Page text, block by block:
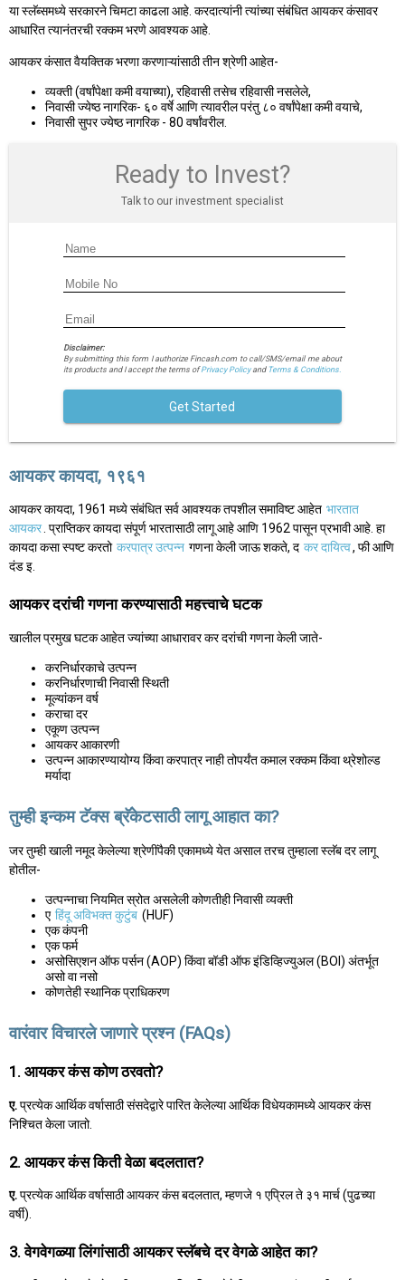
या स्लॅब्समध्ये सरकारने चिमटा काढला आहे. करदात्यांनी त्यांच्या संबंधित आयकर कंसावर
आधारित त्यानंतरची रक्कम भरणे आवश्यक आहे.
आयकर कंसात वैयक्तिक भरणा करणाऱ्यांसाठी तीन श्रेणी आहेत-
व्यक्ती (वर्षांपेक्षा कमी वयाच्या), रहिवासी तसेच रहिवासी नसलेले,
निवासी ज्येष्ठ नागरिक- ६० वर्षे आणि त्यावरील परंतु ८० वर्षांपेक्षा कमी वयाचे,
निवासी सुपर ज्येष्ठ नागरिक - 80 वर्षांवरील.
Ready to Invest?
Talk to our investment specialist
Disclaimer:
By submitting this form I authorize Fincash.com to call/SMS/email me about
its products and I accept the terms ofPrivacy Policyand Terms & Conditions.
Get Started
आयकर कायदा, १९६१
आयकर कायदा, 1961 मध्ये संबंधित सर्व आवश्यक तपशील समाविष्ट आहेत भारतात
आयकर . प्राप्तिकर कायदा संपूर्ण भारतासाठी लागू आहे आणि 1962 पासून प्रभावी आहे. हा
कायदा कसा स्पष्ट करतो करपात्र उत्पन्न गणना केली जाऊ शकते, द कर दायित्व, फी आणि
दंड इ.
आयकर दरांची गणना करण्यासाठी महत्त्वाचे घटक
खालील प्रमुख घटक आहेत ज्यांच्या आधारावर कर दरांची गणना केली जाते-
करनिर्धारकाचे उत्पन्न
करनिर्धारणाची निवासी स्थिती
मूल्यांकन वर्ष
कराचा दर
एकूण उत्पन्न
आयकर आकारणी
उत्पन्न आकारण्यायोग्य किंवा करपात्र नाही तोपर्यंत कमाल रक्कम किंवा थ्रेशोल्ड
मर्यादा
तुम्ही इन्कम टॅक्स ब्रॅकेटसाठी लागू आहात का?
जर तुम्ही खाली नमूद केलेल्या श्रेणींपैकी एकामध्ये येत असाल तरच तुम्हाला स्लॅब दर लागू
होतील-
उत्पन्नाचा नियमित स्रोत असलेली कोणतीही निवासी व्यक्ती
ए हिंदू अविभक्त कुटुंब (HUF)
एक कंपनी
एक फर्म
असोसिएशन ऑफ पर्सन (AOP) किंवा बॉडी ऑफ इंडिव्हिज्युअल (BOI) अंतर्भूत
असो वा नसो
कोणतेही स्थानिक प्राधिकरण
वारंवार विचारले जाणारे प्रश्न (FAQs)
1. आयकर कंस कोण ठरवतो?
ए.प्रत्येक आर्थिक वर्षासाठी संसदेद्वारे पारित केलेल्या आर्थिक विधेयकामध्ये आयकर कंस
निश्चित केला जातो.
2. आयकर कंस किती वेळा बदलतात?
ए.प्रत्येक आर्थिक वर्षासाठी आयकर कंस बदलतात, म्हणजे १ एप्रिल ते ३१ मार्च (पुढच्या
वर्षी).
3. वेगवेगळ्या लिंगांसाठी आयकर स्लॅबचे दर वेगळे आहेत का?